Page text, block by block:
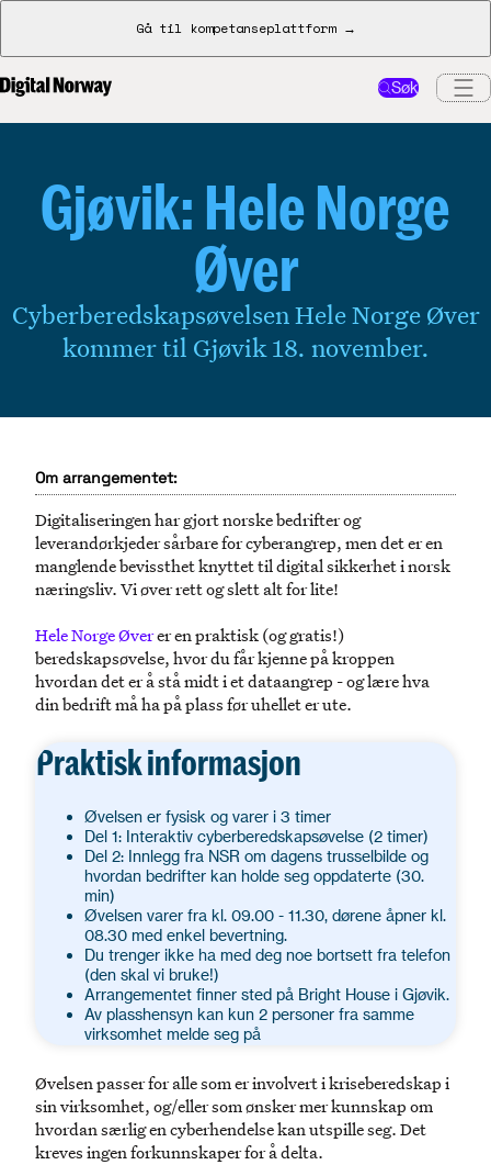
Gå til kompetanseplattform →
Søk
Gjøvik: Hele Norge
Øver
Cyberberedskapsøvelsen Hele Norge Øver
kommer til Gjøvik 18. november.
Om arrangementet:
Digitaliseringen har gjort norske bedrifter og
leverandørkjeder sårbare for cyberangrep, men det er en
manglende bevissthet knyttet til digital sikkerhet i norsk
næringsliv. Vi øver rett og slett alt for lite!
Hele Norge Øverer en praktisk (og gratis!)
beredskapsøvelse, hvor du får kjenne på kroppen
hvordan det er å stå midt i et dataangrep - og lære hva
din bedrift må ha på plass før uhellet er ute.
Praktisk informasjon
Øvelsen er fysisk og varer i 3 timer
Del 1: Interaktiv cyberberedskapsøvelse (2 timer)
Del 2: Innlegg fra NSR om dagens trusselbilde og
hvordan bedrifter kan holde seg oppdaterte (30.
min)
Øvelsen varer fra kl. 09.00 - 11.30, dørene åpner kl.
08.30 med enkel bevertning.
Du trenger ikke ha med deg noe bortsett fra telefon
(den skal vi bruke!)
Arrangementet finner sted på Bright House i Gjøvik.
Av plasshensyn kan kun 2 personer fra samme
virksomhet melde seg på
Øvelsen passer for alle som er involvert i kriseberedskap i
sin virksomhet, og/eller som ønsker mer kunnskap om
hvordan særlig en cyberhendelse kan utspille seg. Det
kreves ingen forkunnskaper for å delta.